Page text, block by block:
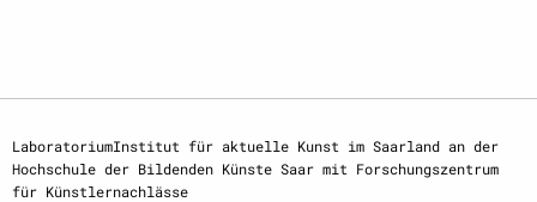
LaboratoriumInstitut für aktuelle Kunst im Saarland an der
Hochschule der Bildenden Künste Saar mit Forschungszentrum
für Künstlernachlässe